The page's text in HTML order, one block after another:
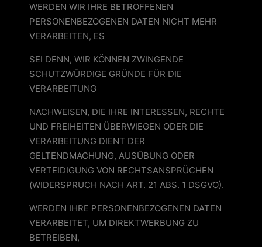
WERDEN WIR IHRE BETROFFENEN
PERSONENBEZOGENEN DATEN NICHT MEHR
VERARBEITEN, ES
SEI DENN, WIR KÖNNEN ZWINGENDE
SCHUTZWÜRDIGE GRÜNDE FÜR DIE
VERARBEITUNG
NACHWEISEN, DIE IHRE INTERESSEN, RECHTE
UND FREIHEITEN ÜBERWIEGEN ODER DIE
VERARBEITUNG DIENT DER
GELTENDMACHUNG, AUSÜBUNG ODER
VERTEIDIGUNG VON RECHTSANSPRÜCHEN
(WIDERSPRUCH NACH ART. 21 ABS. 1 DSGVO).
WERDEN IHRE PERSONENBEZOGENEN DATEN
VERARBEITET, UM DIREKTWERBUNG ZU
BETREIBEN,